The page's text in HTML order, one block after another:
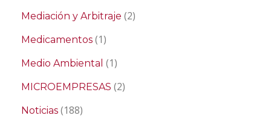
Mediación y Arbitraje (2)
Medicamentos (1)
Medio Ambiental (1)
MICROEMPRESAS (2)
Noticias (188)